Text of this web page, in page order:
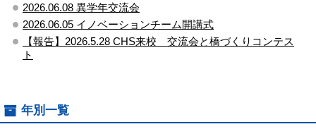
2026.06.08 異学年交流会
2026.06.05 イノベーションチーム開講式
【報告】2026.5.28 CHS来校 交流会と橋づくりコンテス
ト
年別一覧